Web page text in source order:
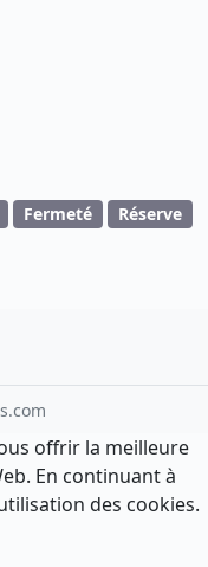
Fermeté Réserve
offrir la meilleure
En continuant à
des cookies.